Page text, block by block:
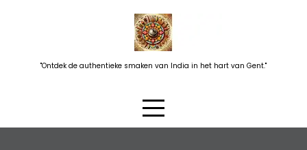
"Ontdek de authentieke smaken van India in het hart van Gent."